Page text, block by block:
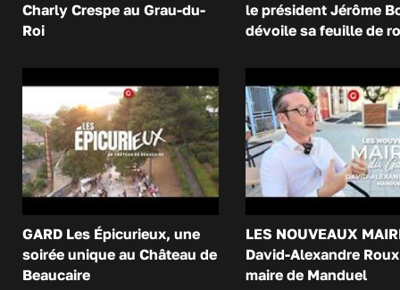
Charly Crespe au Grau-du-
Roi
le président Jérôme
dévoile sa feuille de
GARD Les Épicurieux, une
soirée unique au Château de
Beaucaire
LES NOUVEAUX
David-Alexandre
maire de Manduel